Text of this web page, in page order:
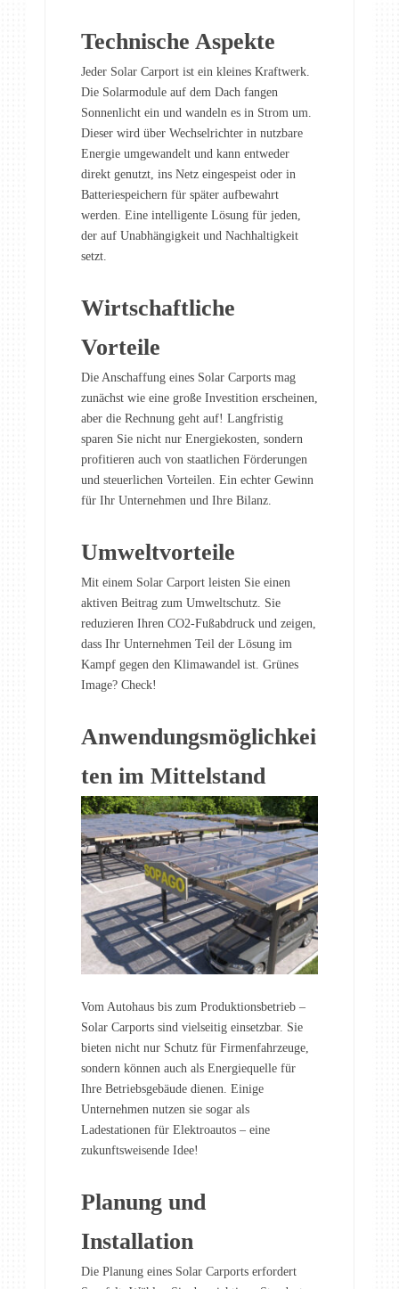
Technische Aspekte
Jeder Solar Carport ist ein kleines Kraftwerk.
Die Solarmodule auf dem Dach fangen
Sonnenlicht ein und wandeln es in Strom um.
Dieser wird über Wechselrichter in nutzbare
Energie umgewandelt und kann entweder
direkt genutzt, ins Netz eingespeist oder in
Batteriespeichern für später aufbewahrt
werden. Eine intelligente Lösung für jeden,
der auf Unabhängigkeit und Nachhaltigkeit
setzt.
Wirtschaftliche
Vorteile
Die Anschaffung eines Solar Carports mag
zunächst wie eine große Investition erscheinen,
aber die Rechnung geht auf! Langfristig
sparen Sie nicht nur Energiekosten, sondern
profitieren auch von staatlichen Förderungen
und steuerlichen Vorteilen. Ein echter Gewinn
für Ihr Unternehmen und Ihre Bilanz.
Umweltvorteile
Mit einem Solar Carport leisten Sie einen
aktiven Beitrag zum Umweltschutz. Sie
reduzieren Ihren CO2-Fußabdruck und zeigen,
dass Ihr Unternehmen Teil der Lösung im
Kampf gegen den Klimawandel ist. Grünes
Image? Check!
Anwendungsmöglichkei
ten im Mittelstand
Vom Autohaus bis zum Produktionsbetrieb –
Solar Carports sind vielseitig einsetzbar. Sie
bieten nicht nur Schutz für Firmenfahrzeuge,
sondern können auch als Energiequelle für
Ihre Betriebsgebäude dienen. Einige
Unternehmen nutzen sie sogar als
Ladestationen für Elektroautos – eine
zukunftsweisende Idee!
Planung und
Installation
Die Planung eines Solar Carports erfordert